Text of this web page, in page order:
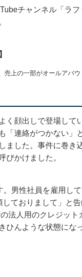
チャンネル「ラ
上の一部がオールアバウ
く顔出しで登場して
「連絡がつかない」
した。事件に巻き
びかけました。
男性社員を雇用し
ておりまして」と
法人用のクレジッ
ひんような状態に